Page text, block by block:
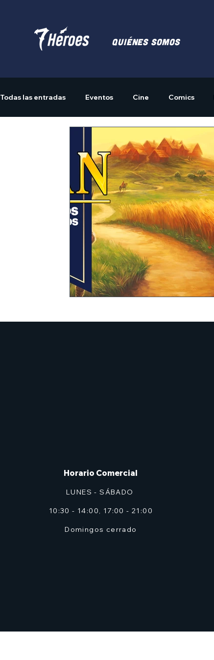
Quiénes somos
Todas las entradas Eventos Cine Comics
Horario Comercial
LUNES - SÁBADO
10:30 - 14:00, 17:00 - 21:00
Domingos cerrado